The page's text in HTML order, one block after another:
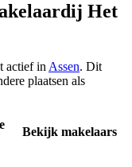
Het
actief in Assen. Dit
plaatsen als
Bekijk makelaars